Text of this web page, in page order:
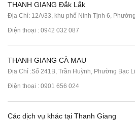
THANH GIANG Đắk Lắk
Địa Chỉ: 12A/33, khu phố Ninh Tịnh 6,
Điện thoại : 0942 032 087
THANH GIANG CÀ MAU
Địa Chỉ :Số 241B, Trần Huỳnh, Phường Bạc
Điện thoại : 0901 656 024
Các dịch vụ khác tại Thanh Giang